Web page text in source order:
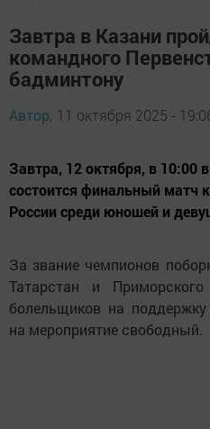
Завтра в Казани
командного
бадминтону
Автор, 11 октября 2025 -
Завтра, 12 октября, в 10:00
состоится финальный матч
России среди юношей и
За звание чемпионов
Татарстан и
болельщиков на
на мероприятие свободный.